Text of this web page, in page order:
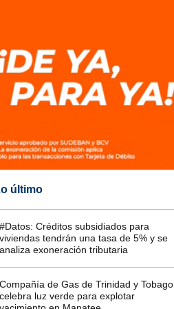
último
Créditos subsidiados para
tendrán una tasa de 5% y se
exoneración tributaria
de Gas de Trinidad y Tobago
luz verde para explotar